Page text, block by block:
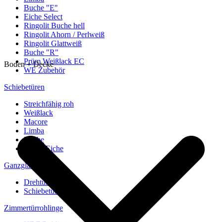
Buche "E"
Eiche Select
Ringolit Buche hell
Ringolit Ahorn / Perlweiß
Ringolit Glattweiß
Buche "R"
Prüm Weißlack EC
WE Zubehör
Schiebetüren
Streichfähig roh
Weißlack
Macore
Limba
Buche
europ. Eiche
Ganzglastüren
Drehtüren
Schiebetüren
Zimmertürrohlinge
Boden + Decke